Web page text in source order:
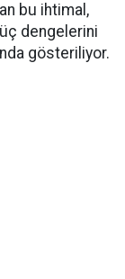
bu ihtimal,
dengelerini
gösteriliyor.